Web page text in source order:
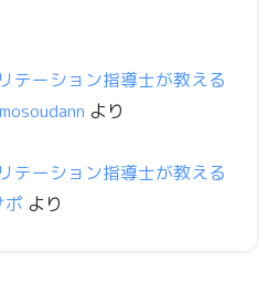
テーション指導士が教える
より
テーション指導士が教える
ポ より